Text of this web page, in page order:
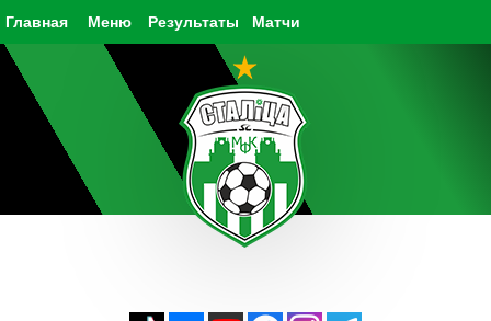
Главная Результаты Матчи
Меню